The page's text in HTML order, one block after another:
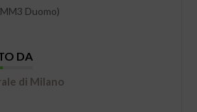
Duomo)
DA
di Milano